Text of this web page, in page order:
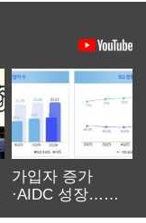
가입자 증가
·AIDC 성장…